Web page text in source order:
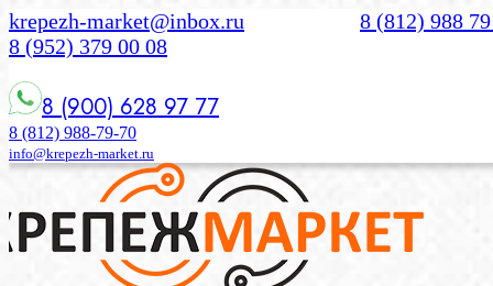
krepezh-market@inbox.ru
8 (812) 988
8 (952) 379 00 08
8 (900) 628 97 77
8 (812) 988-79-70
info@krepezh-market.ru